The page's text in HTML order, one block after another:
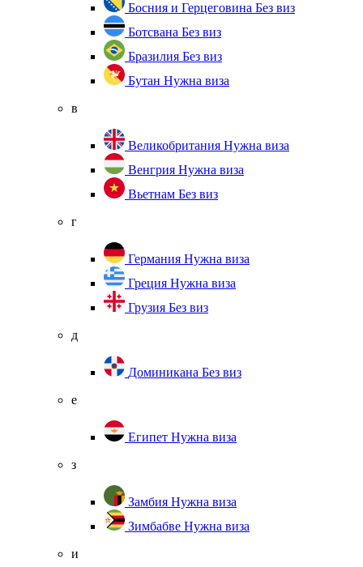
Босния и Герцеговина Без виз
Ботсвана Без виз
Бразилия Без виз
Бутан Нужна виза
в
Великобритания Нужна виза
Венгрия Нужна виза
Вьетнам Без виз
г
Германия Нужна виза
Греция Нужна виза
Грузия Без виз
д
Доминикана Без виз
е
Египет Нужна виза
з
Замбия Нужна виза
Зимбабве Нужна виза
и